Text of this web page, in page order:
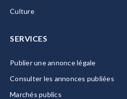
Culture
SERVICES
Publier une annonce légale
Consulter les annonces publiées
Marchés publics